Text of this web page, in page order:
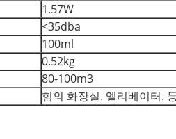
1.57W
<35dba
100ml
0.52kg
80-100m3
힘의 화장실, 엘리베이터,